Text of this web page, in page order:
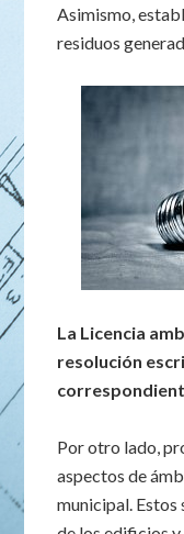
Asimismo,
residuos
La Licencia
resolución
Por otro lado,
aspectos de
municipal. Estos